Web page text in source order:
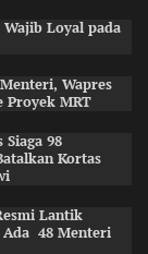
Wajib Loyal pada
Wapres
Proyek MRT
98
Kortas
Lantik
Ada 48 Menteri